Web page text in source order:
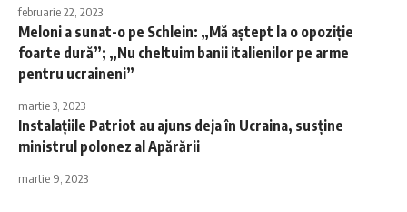
februarie 22, 2023
Meloni a sunat-o pe Schlein: „Mă aștept la o opoziție
foarte dură”; „Nu cheltuim banii italienilor pe arme
pentru ucraineni”
martie 3, 2023
Instalațiile Patriot au ajuns deja în Ucraina, susține
ministrul polonez al Apărării
martie 9, 2023